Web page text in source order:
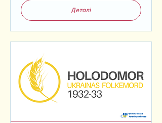
Деталі